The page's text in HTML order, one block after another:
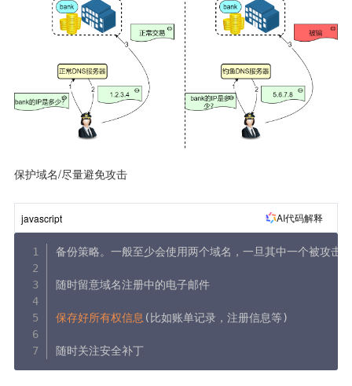
保护域名/尽量避免攻击
javascript AI代码解释
备份策略。一般至少会使用两个域名，一旦其中一个被攻击
随时留意域名注册中的电子邮件
保存好所有权信息 ( 比如账单记录，注册信息等)
随时关注安全补丁